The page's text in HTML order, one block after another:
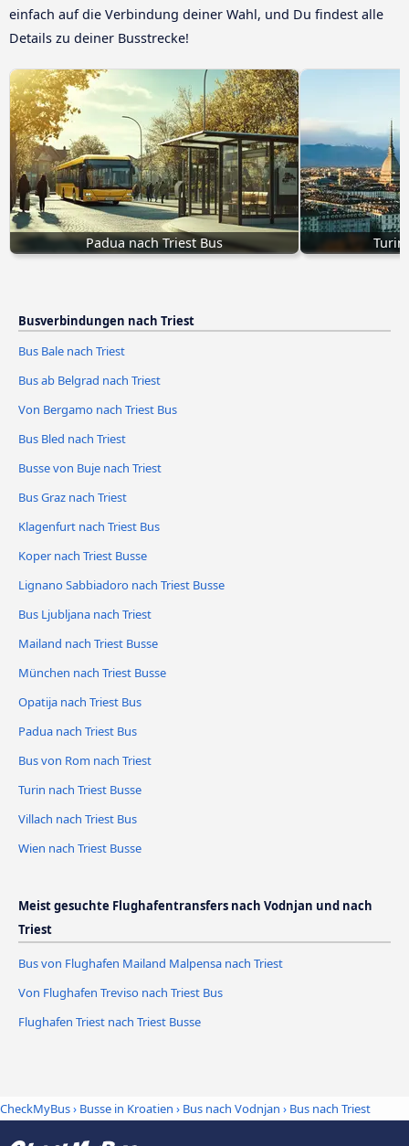
einfach auf die Verbindung deiner Wahl, und Du findest alle
Details zu deiner Busstrecke!
Padua nach Triest Bus Turin
Busverbindungen nach Triest
Bus Bale nach Triest
Bus ab Belgrad nach Triest
Von Bergamo nach Triest Bus
Bus Bled nach Triest
Busse von Buje nach Triest
Bus Graz nach Triest
Klagenfurt nach Triest Bus
Koper nach Triest Busse
Lignano Sabbiadoro nach Triest Busse
Bus Ljubljana nach Triest
Mailand nach Triest Busse
München nach Triest Busse
Opatija nach Triest Bus
Padua nach Triest Bus
Bus von Rom nach Triest
Turin nach Triest Busse
Villach nach Triest Bus
Wien nach Triest Busse
Meist gesuchte Flughafentransfers nach Vodnjan und nach
Triest
Bus von Flughafen Mailand Malpensa nach Triest
Von Flughafen Treviso nach Triest Bus
Flughafen Triest nach Triest Busse
CheckMyBus› Busse in Kroatien › Bus nach Vodnjan › Bus nach Triest